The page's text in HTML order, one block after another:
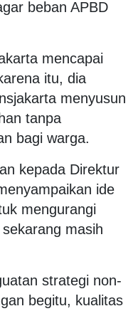
beban APBD
mencapai
itu, dia
menyusun
tanpa
bagi warga.
kepada Direktur
ide
mengurangi
masih
strategi non-
begitu, kualitas